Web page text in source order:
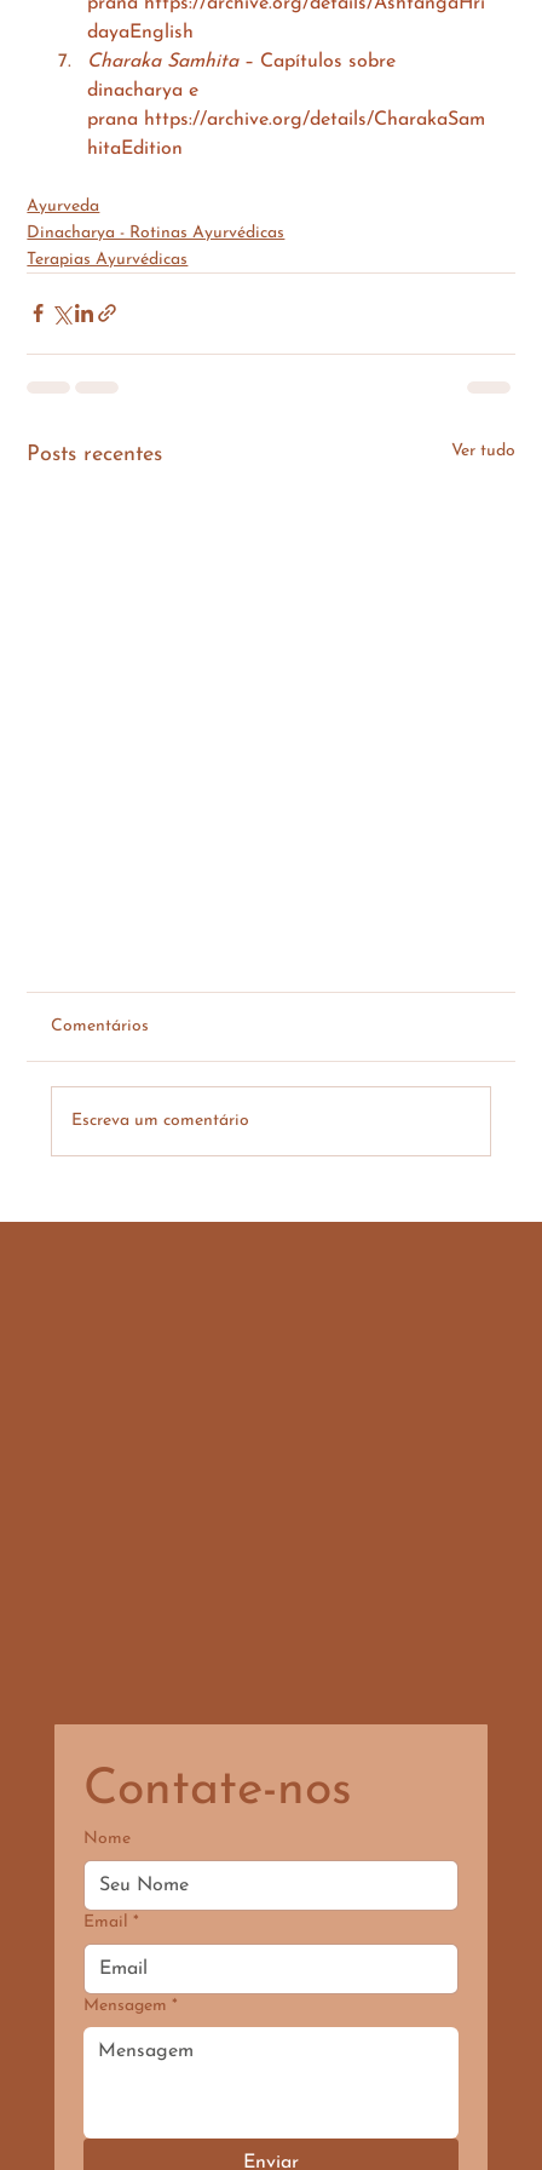
dayaEnglish
Charaka Samhita – Capítulos sobre
dinacharya e
prana https://archive.org/details/CharakaSam
hitaEdition
Ayurveda
Dinacharya - Rotinas Ayurvédicas
Terapias Ayurvédicas
Posts recentes Ver tudo
Comentários
Escreva um comentário
Contate-nos
Nome
Email *
Mensagem *
Enviar